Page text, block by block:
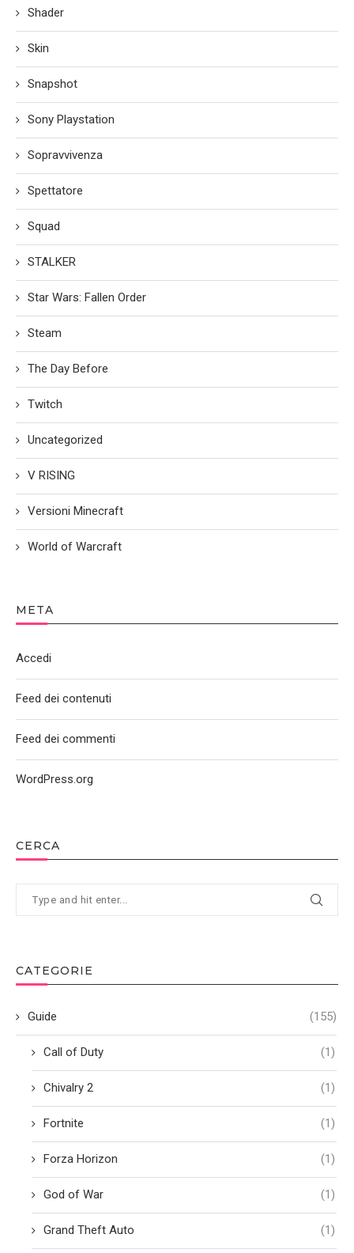
CERCA
CATEGORIE
Guide (155)
Call of Duty (1)
Chivalry 2 (1)
Fortnite (1)
Forza Horizon (1)
God of War (1)
Grand Theft Auto (1)
Shader
Skin
Snapshot
Sony Playstation
Sopravvivenza
Spettatore
Squad
STALKER
Star Wars: Fallen Order
Steam
The Day Before
Twitch
Uncategorized
V RISING
Versioni Minecraft
World of Warcraft
META
Accedi
Feed dei contenuti
Feed dei commenti
WordPress.org